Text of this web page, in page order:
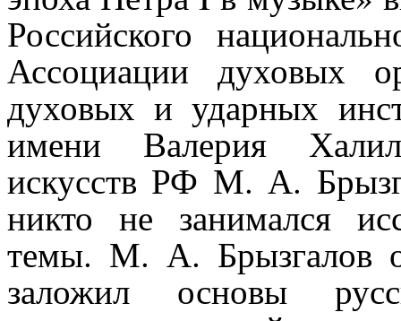
Российского
Ассоциации духовых
духовых и ударных
имени Валерия
искусств РФ М. А.
никто не занимался
темы. М. А. Брызгалов
заложил основы